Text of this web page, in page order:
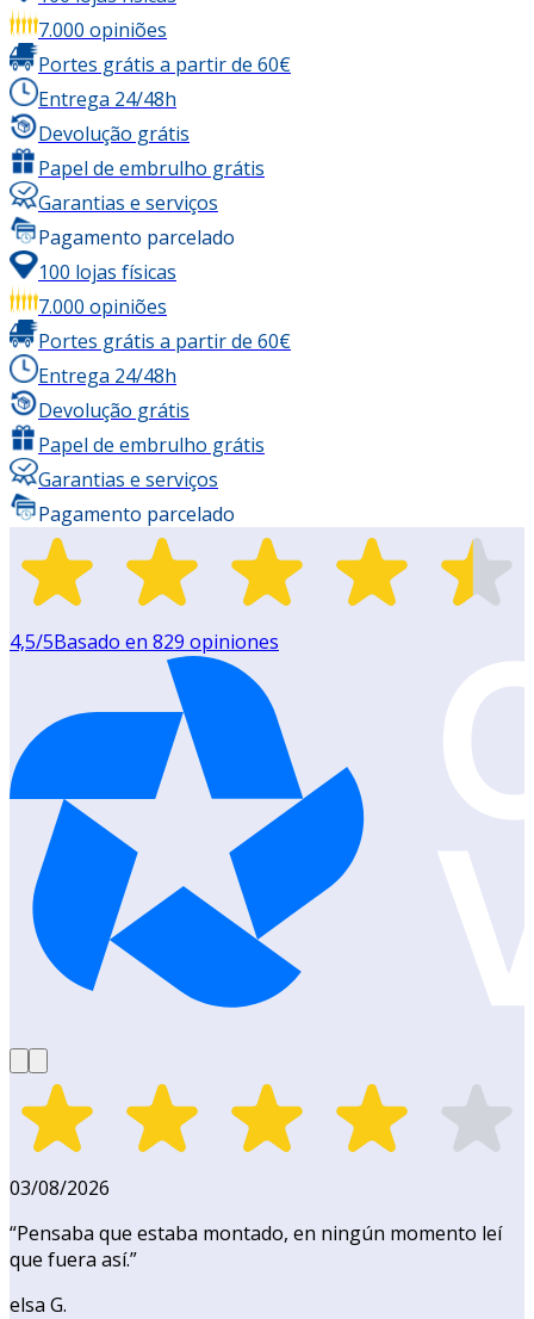
7.000 opiniões
Portes grátis a partir de 60€
Entrega 24/48h
Devolução grátis
Papel de embrulho grátis
Garantias e serviços
Pagamento parcelado
100 lojas físicas
7.000 opiniões
Portes grátis a partir de 60€
Entrega 24/48h
Devolução grátis
Papel de embrulho grátis
Garantias e serviços
Pagamento parcelado
4,5/5Basado en 829 opiniones
03/08/2026
“Pensaba que estaba montado, en ningún momento leí
que fuera así.”
elsa G.